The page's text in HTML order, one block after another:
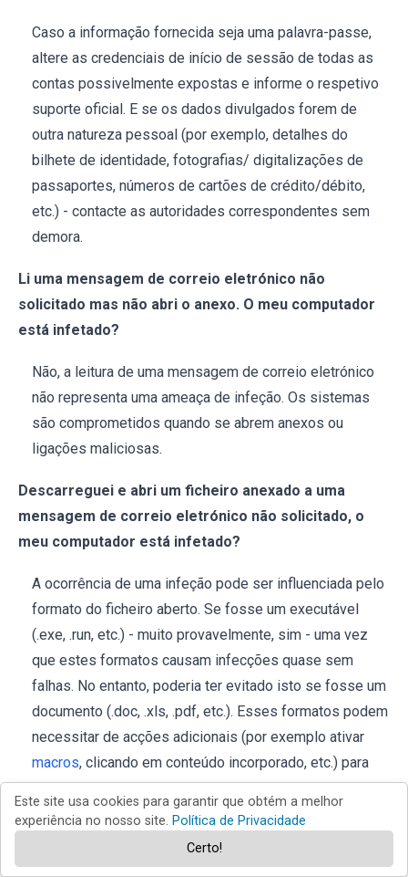
Caso a informação fornecida seja uma palavra-passe,
altere as credenciais de início de sessão de todas as
contas possivelmente expostas e informe o respetivo
suporte oficial. E se os dados divulgados forem de
outra natureza pessoal (por exemplo, detalhes do
bilhete de identidade, fotografias/ digitalizações de
passaportes, números de cartões de crédito/débito,
etc.) - contacte as autoridades correspondentes sem
demora.
Li uma mensagem de correio eletrónico não
solicitado mas não abri o anexo. O meu computador
está infetado?
Não, a leitura de uma mensagem de correio eletrónico
não representa uma ameaça de infeção. Os sistemas
são comprometidos quando se abrem anexos ou
ligações maliciosas.
Descarreguei e abri um ficheiro anexado a uma
mensagem de correio eletrónico não solicitado, o
meu computador está infetado?
A ocorrência de uma infeção pode ser influenciada pelo
formato do ficheiro aberto. Se fosse um executável
(.exe, .run, etc.) - muito provavelmente, sim - uma vez
que estes formatos causam infecções quase sem
falhas. No entanto, poderia ter evitado isto se fosse um
documento (.doc, .xls, .pdf, etc.). Esses formatos podem
necessitar de acções adicionais (por exemplo ativar
macros, clicando em conteúdo incorporado, etc.) para
começar a descarregar/instalar malware.
O Combo Cleaner remove infecções por malware
presentes em anexos de correio eletrónico?
Este site usa cookies para garantir que obtém a melhor
experiência no nosso site. Política de Privacidade
Certo!